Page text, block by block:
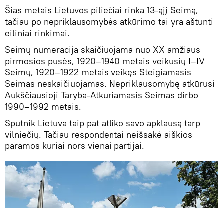
Šias metais Lietuvos piliečiai rinka 13-ąjį Seimą,
tačiau po nepriklausomybės atkūrimo tai yra aštunti
eiliniai rinkimai.
Seimų numeracija skaičiuojama nuo XX amžiaus
pirmosios pusės, 1920–1940 metais veikusių I–IV
Seimų, 1920–1922 metais veikęs Steigiamasis
Seimas neskaičiuojamas. Nepriklausomybę atkūrusi
Aukščiausioji Taryba-Atkuriamasis Seimas dirbo
1990–1992 metais.
Sputnik Lietuva taip pat atliko savo apklausą tarp
vilniečių. Tačiau respondentai neišsakė aiškios
paramos kuriai nors vienai partijai.